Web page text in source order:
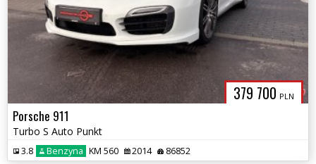
379 700 PLN
Porsche 911
Turbo S Auto Punkt
3.8 Benzyna KM 560 2014 86852